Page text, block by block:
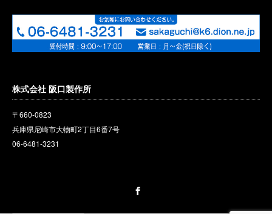
株式会社 阪口製作所
〒660-0823
兵庫県尼崎市大物町2丁目6番7号
06-6481-3231